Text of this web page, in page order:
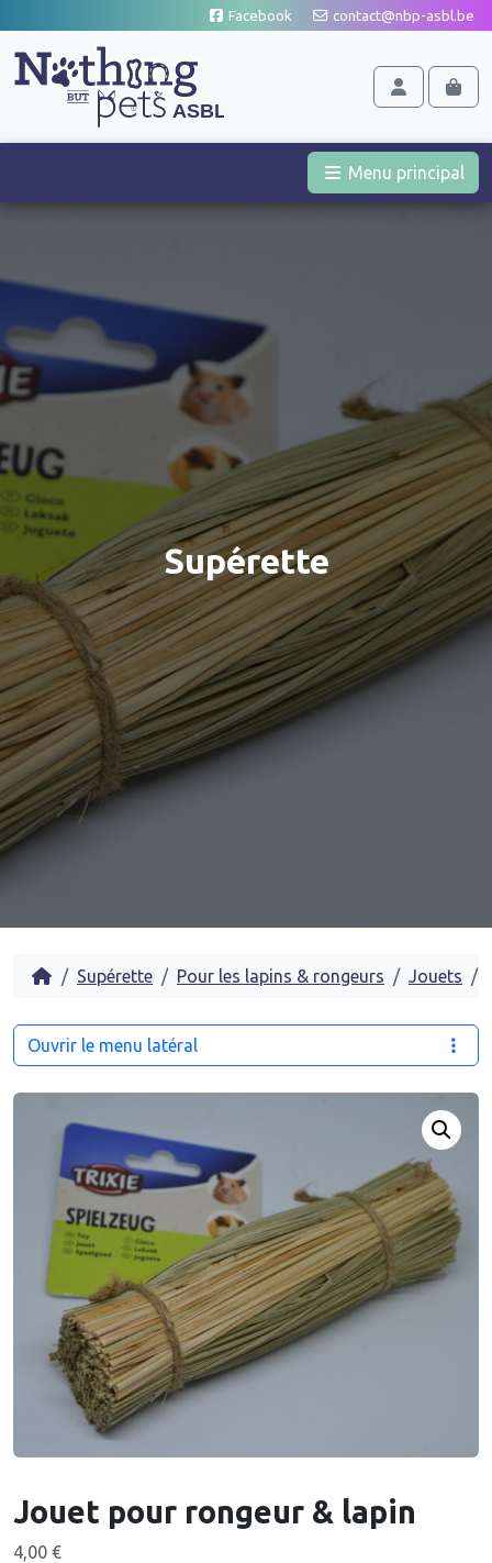
Facebook contact@nbp-asbl.be
Account
Cart
Menu principal
Supérette
Accueil
Supérette Pour les lapins & rongeurs Jouets
Jouet pour rongeur & lapin
4,00 €
Ouvrir le menu latéral